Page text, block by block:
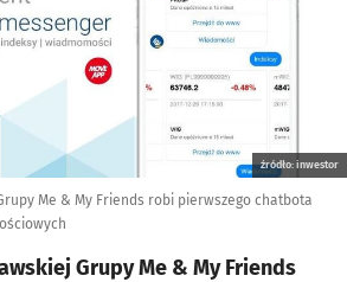
źródło: inwestor
Me & My Friends robi pierwszego chatbota
Grupy Me & My Friends